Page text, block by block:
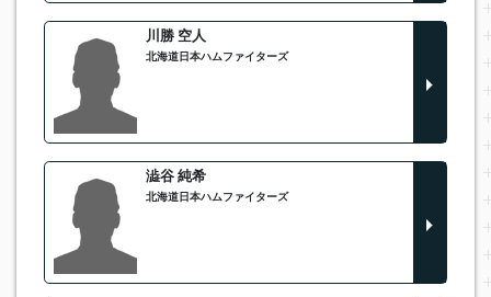
川勝 空人
北海道日本ハムファイターズ
澁谷 純希
北海道日本ハムファイターズ